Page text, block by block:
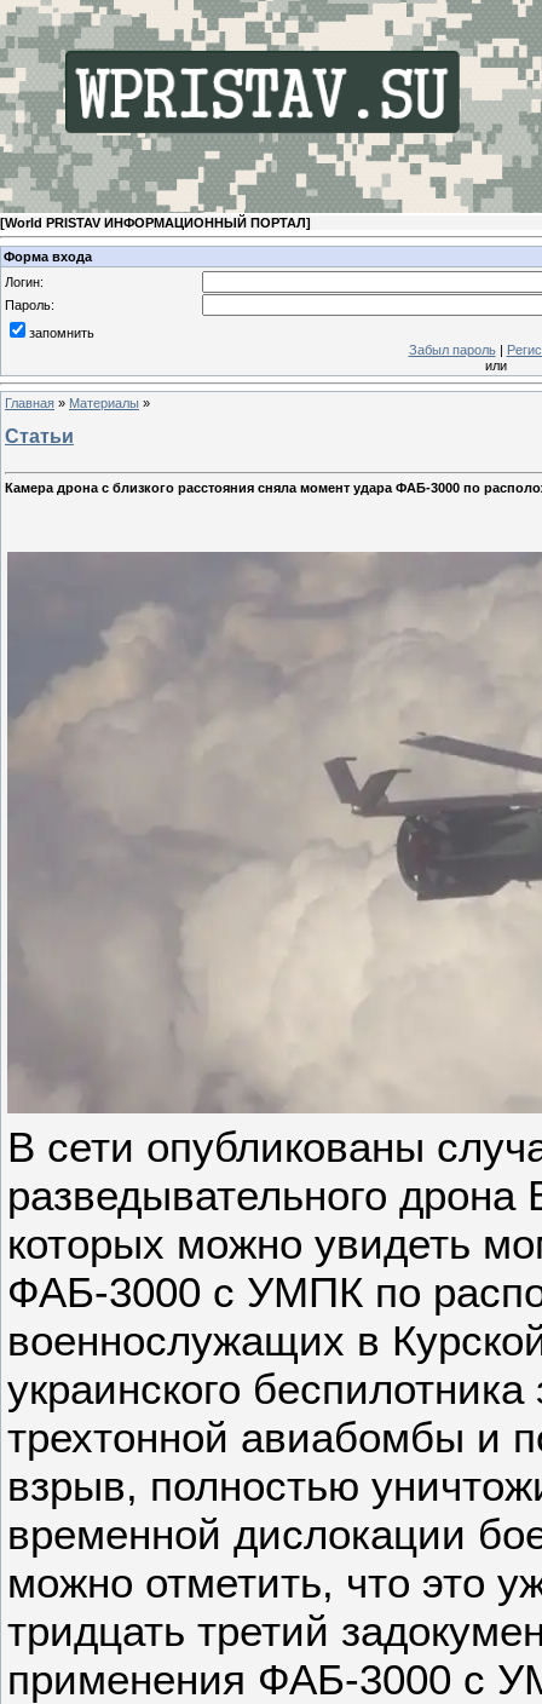
[World PRISTAV ИНФОРМАЦИОННЫЙ ПОРТАЛ]
Форма входа
Логин:
Пароль:
запомнить
Забыл пароль|
или
Главная » Материалы »
Статьи
Камера дрона с близкого расстояния сняла момент удара ФАБ-3000 по
В сети опубликованы
разведывательного
которых можно увидеть
ФАБ-3000 с УМПК по
военнослужащих в
украинского
трехтонной авиабомбы и
взрыв, полностью
временной дислокации
можно отметить, что это
тридцать третий
применения ФАБ-3000 с